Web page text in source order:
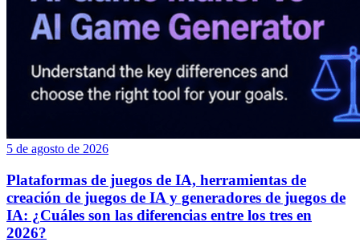
5 de agosto de 2026
Plataformas de juegos de IA, herramientas de
creación de juegos de IA y generadores de juegos de
IA: ¿Cuáles son las diferencias entre los tres en
2026?